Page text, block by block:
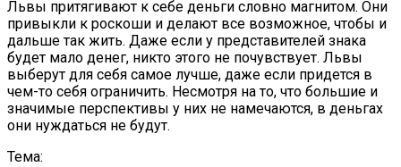
Львы притягивают к себе деньги словно магнитом. Они
привыкли к роскоши и делают все возможное, чтобы и
дальше так жить. Даже если у представителей знака
будет мало денег, никто этого не почувствует. Львы
выберут для себя самое лучше, даже если придется в
чем-то себя ограничить. Несмотря на то, что большие и
значимые перспективы у них не намечаются, в деньгах
они нуждаться не будут.
Тема: